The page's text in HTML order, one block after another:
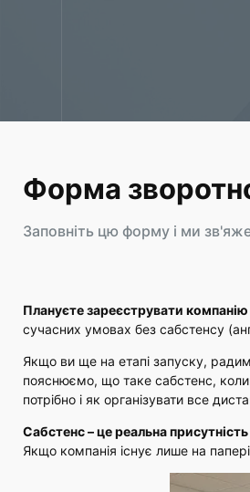
Форма
Заповніть цю форму і ми
Плануєте зареєструвати
сучасних умовах без сабстенсу
Якщо ви ще на етапі запуску,
пояснюємо, що таке сабстенс, коли
потрібно і як організувати все
Сабстенс – це реальна
Якщо компанія існує лише на